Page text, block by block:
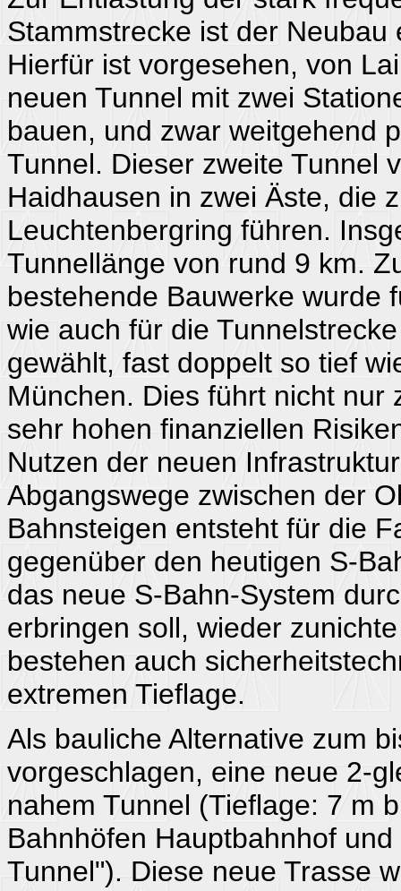
Stammstrecke ist der
Hierfür ist vorgesehen, von
neuen Tunnel mit zwei
bauen, und zwar weitgehend
Tunnel. Dieser zweite Tunnel
Haidhausen in zwei Äste, die
Leuchtenbergring führen.
Tunnellänge von rund 9 km.
bestehende Bauwerke wurde
wie auch für die
gewählt, fast doppelt so tief
München. Dies führt nicht nur
sehr hohen finanziellen
Nutzen der neuen
Abgangswege zwischen der
Bahnsteigen entsteht für die
gegenüber den heutigen S-
das neue S-Bahn-System
erbringen soll, wieder
bestehen auch
extremen Tieflage.
Als bauliche Alternative zum
vorgeschlagen, eine neue 2-
nahem Tunnel (Tieflage: 7 m
Bahnhöfen Hauptbahnhof
Tunnel"). Diese neue Trasse